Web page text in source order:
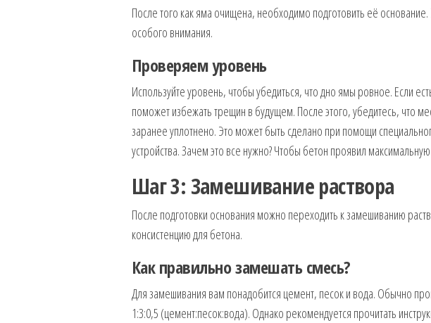
После того как яма очищена, необходимо подготовить её
особого внимания.
Проверяем уровень
Используйте уровень, чтобы убедиться, что дно ямы ровное. Если
поможет избежать трещин в будущем. После этого, убедитесь, что
заранее уплотнено. Это может быть сделано при помощи
устройства. Зачем это все нужно? Чтобы бетон проявил
Шаг 3: Замешивание раствора
После подготовки основания можно переходить к замешиванию
консистенцию для бетона.
Как правильно замешать смесь?
Для замешивания вам понадобится цемент, песок и вода. Обычно
1:3:0,5 (цемент:песок:вода). Однако рекомендуется прочитать